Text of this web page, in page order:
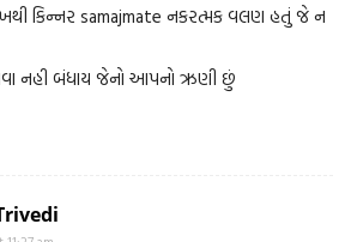
કિન્નર samajmate નકરત્મક વલણ હતું જે ન
નહી બંધાય જેનો આપનો ઋણી છું